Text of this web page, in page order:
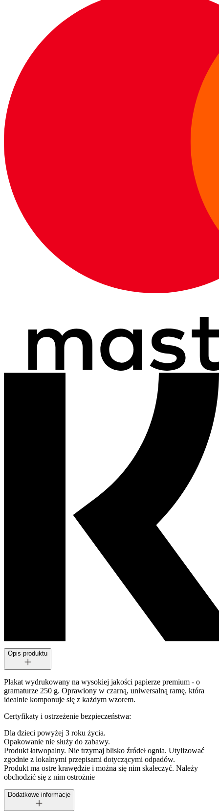
Opis produktu
Plakat wydrukowany na wysokiej jakości papierze premium - o
gramaturze 250 g. Oprawiony w czarną, uniwersalną ramę, która
idealnie komponuje się z każdym wzorem.
Certyfikaty i ostrzeżenie bezpieczeństwa:
Dla dzieci powyżej 3 roku życia.
Opakowanie nie służy do zabawy.
Produkt łatwopalny. Nie trzymaj blisko źródeł ognia. Utylizować
zgodnie z lokalnymi przepisami dotyczącymi odpadów.
Produkt ma ostre krawędzie i można się nim skaleczyć. Należy
obchodzić się z nim ostrożnie
Dodatkowe informacje